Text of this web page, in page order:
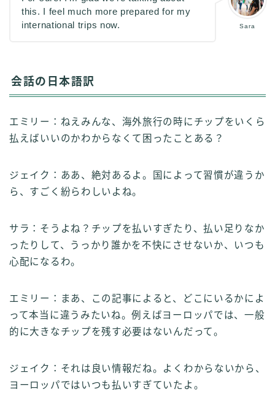
Sara
this. I feel much more prepared for my
international trips now.
会話の日本語訳
エミリー：ねえみんな、海外旅行の時にチップをいくら
払えばいいのかわからなくて困ったことある？
ジェイク：ああ、絶対あるよ。国によって習慣が違うか
ら、すごく紛らわしいよね。
サラ：そうよね？チップを払いすぎたり、払い足りなか
ったりして、うっかり誰かを不快にさせないか、いつも
心配になるわ。
エミリー：まあ、この記事によると、どこにいるかによ
って本当に違うみたいね。例えばヨーロッパでは、一般
的に大きなチップを残す必要はないんだって。
ジェイク：それは良い情報だね。よくわからないから、
ヨーロッパではいつも払いすぎていたよ。